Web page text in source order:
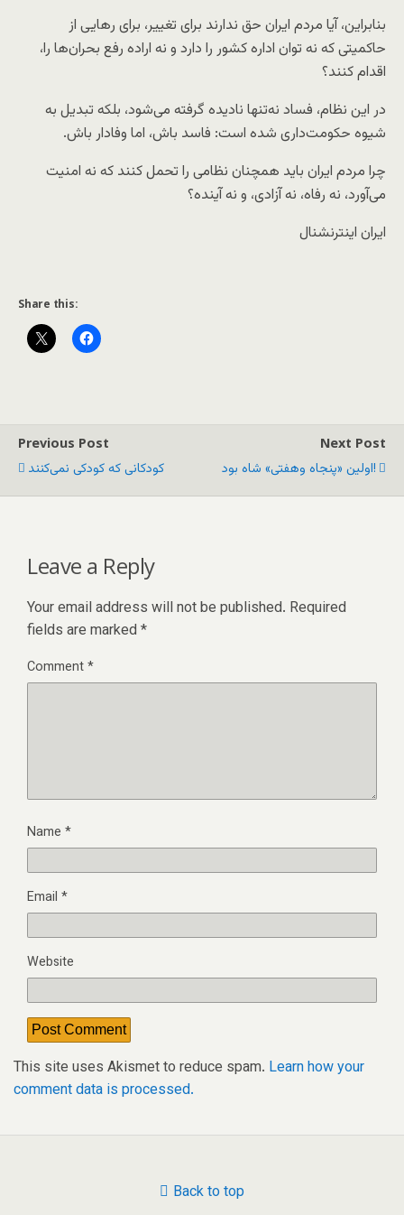
بنابراین، آیا مردم ایران حق ندارند برای تغییر، برای رهایی از
حاکمیتی که نه توان اداره کشور را دارد و نه اراده رفع بحران‌ها را،
اقدام کنند؟
در این نظام، فساد نه‌تنها نادیده گرفته می‌شود، بلکه تبدیل به
شیوه حکومت‌داری شده است: فاسد باش، اما وفادار باش.
چرا مردم ایران باید همچنان نظامی را تحمل کنند که نه امنیت
می‌آورد، نه رفاه، نه آزادی، و نه آینده؟
ایران اینترنشنال
Share this:
Previous Post
کودکانی که کودکی نمی‌کنند
Next Post
اولین «پنجاه وهفتی» شاه بود!
Leave a Reply
Your email address will not be published. Required
fields are marked *
Comment*
Name *
Email *
Website
This site uses Akismet to reduce spam. Learn how your
comment data is processed.
Back to top